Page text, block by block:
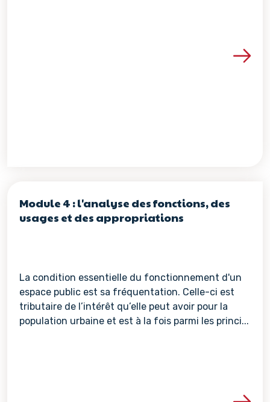
Voir les détails de la
Module 4 : l'analyse des fonctions, des
usages et des appropriations
La condition essentielle du fonctionnement d'un
espace public est sa fréquentation. Celle-ci est
tributaire de l’intérêt qu’elle peut avoir pour la
population urbaine et est à la fois parmi les princi...